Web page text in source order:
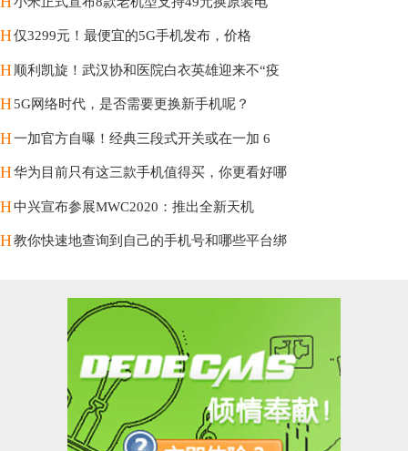
H仅3299元！最便宜的5G手机发布，价格
H顺利凯旋！武汉协和医院白衣英雄迎来不“疫
H5G网络时代，是否需要更换新手机呢？
H一加官方自曝！经典三段式开关或在一加 6
H华为目前只有这三款手机值得买，你更看好哪
H中兴宣布参展MWC2020：推出全新天机
H教你快速地查询到自己的手机号和哪些平台绑